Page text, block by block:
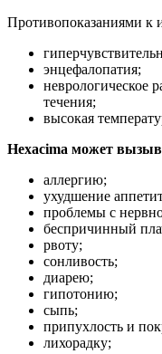
Противопоказаниями к
энцефалопатия;
неврологическое
течения;
высокая
Hexacima может
аллергию;
ухудшение
проблемы с
беспричинный
рвоту;
сонливость;
диарею;
гипотонию;
сыпь;
припухлость и
лихорадку;